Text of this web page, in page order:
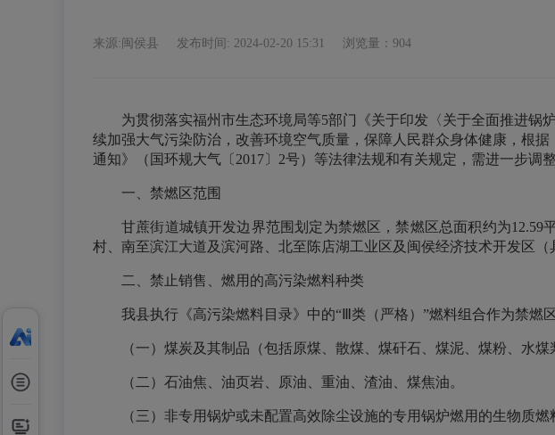
来源:闽侯县 发布时间: 2024-02-20 15:31 浏览量：904
为贯彻落实福州市生态环境局等5部门《关于印发〈关于全面推进锅
续加强大气污染防治，改善环境空气质量，保障人民群众身体健康，根
通知》（国环规大气〔2017〕2号）等法律法规和有关规定，需进一步调
一、禁燃区范围
甘蔗街道城镇开发边界范围划定为禁燃区，禁燃区总面积约为
村、南至滨江大道及滨河路、北至陈店湖工业区及闽侯经济技术开发区（
二、禁止销售、燃用的高污染燃料种类
我县执行《高污染燃料目录》中的“Ⅲ类（严格）”燃料组合作为禁燃
（一）煤炭及其制品（包括原煤、散煤、煤矸石、煤泥、煤粉、水煤
（二）石油焦、油页岩、原油、重油、渣油、煤焦油。
（三）非专用锅炉或未配置高效除尘设施的专用锅炉燃用的生物质